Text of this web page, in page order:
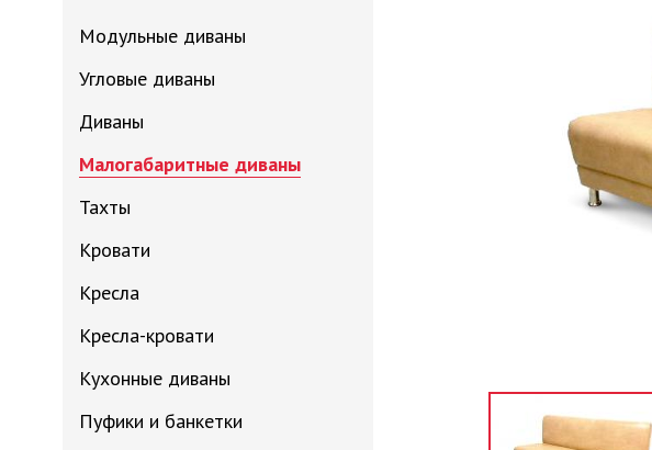
Модульные диваны
Угловые диваны
Диваны
Малогабаритные диваны
Тахты
Кровати
Кресла
Кресла-кровати
Кухонные диваны
Пуфики и банкетки